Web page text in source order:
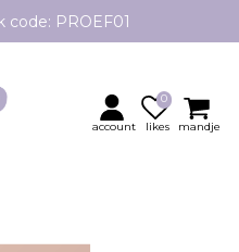
code: PROEF01
ontworpen voor jouw
en advies
account likes
0
mandje